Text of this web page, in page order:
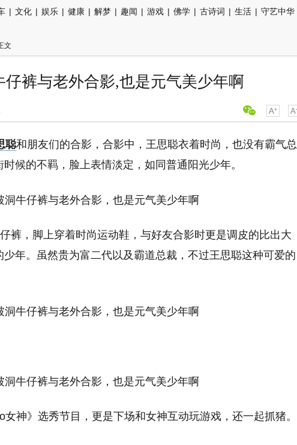
| 文化 | 娱乐 | 健康 | 解梦 | 趣闻 | 游戏 | 佛学 | 古诗词 | 生活 | 守艺中华
文
仔裤与老外合影,也是元气美少年啊
聪和朋友们的合影，合影中，王思聪衣着时尚，也没有霸气总
候的不羁，脸上表情淡定，如同普通阳光少年。
裤，脚上穿着时尚运动鞋，与好友合影时更是调皮的比出大
年。虽然贵为富二代以及霸道总裁，不过王思聪这种可爱的
神》选秀节目，更是下场和女神互动玩游戏，还一起抓猪。